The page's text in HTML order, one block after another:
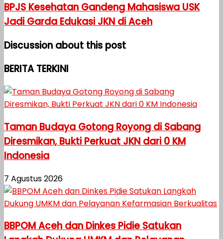
BPJS Kesehatan Gandeng Mahasiswa USK
Jadi Garda Edukasi JKN di Aceh
Discussion about this post
BERITA TERKINI
Taman Budaya Gotong Royong di Sabang
Diresmikan, Bukti Perkuat JKN dari 0 KM
Indonesia
7 Agustus 2026
BBPOM Aceh dan Dinkes Pidie Satukan